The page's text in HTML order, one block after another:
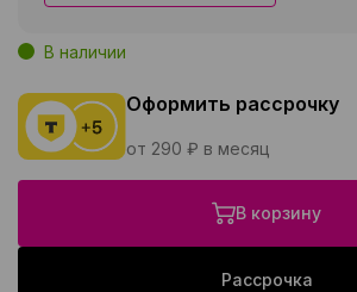
В наличии
Оформить рассрочку
от 290 ₽ в месяц
В корзину
Рассрочка